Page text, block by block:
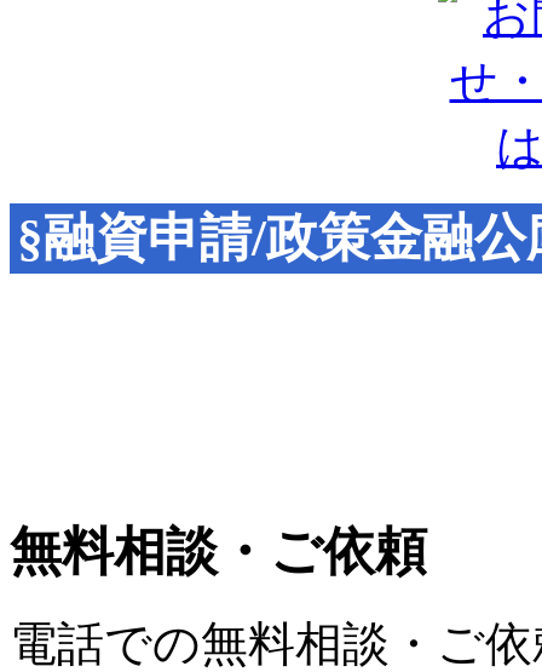
§融資申請/政策金融
無料相談・ご依頼
電話での無料相談・ご